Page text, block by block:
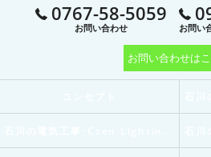
0767-58-5059
お問い合わせ お問い
お問い合わせは